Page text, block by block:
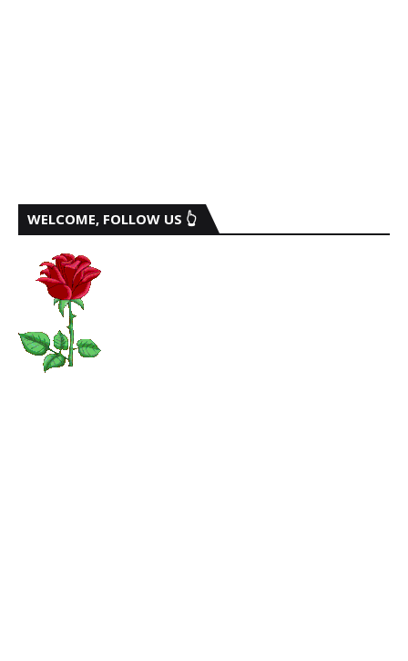
WELCOME, FOLLOW US 👆